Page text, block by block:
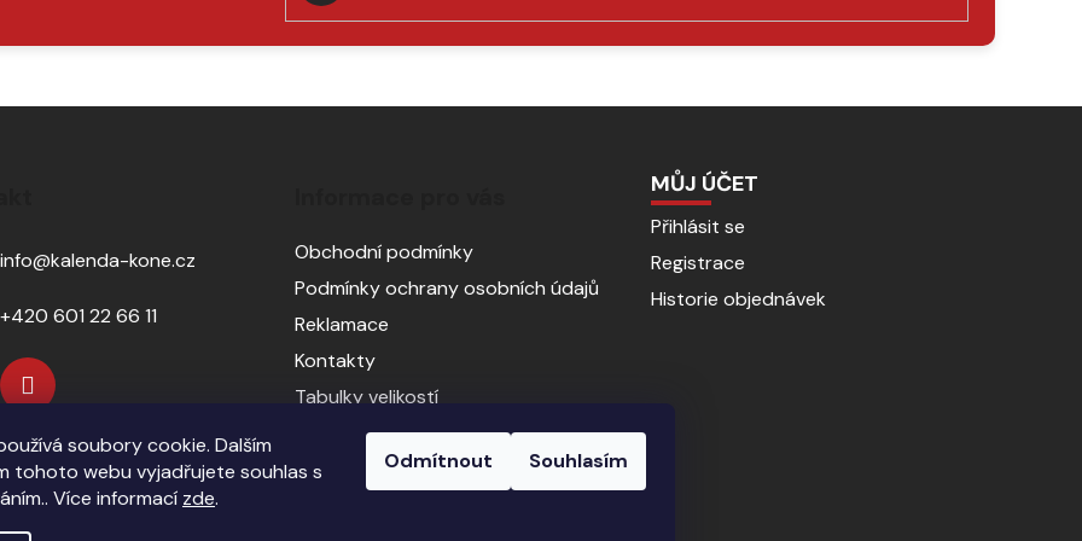
soubory cookie. Dalším
tohoto webu vyjadřujete souhlas s
Více informací zde.
Odmítnout Souhlasím
PŘIHLÁSIT
SE
info@kalenda-kone.cz
+420 601 22 66 11
Obchodní podmínky
Podmínky ochrany osobních údajů
Reklamace
Kontakty
Tabulky velikostí
Sedlářský servis
Pasování sedel pro koně
MŮJ ÚČET
Přihlásit se
Registrace
Historie objednávek